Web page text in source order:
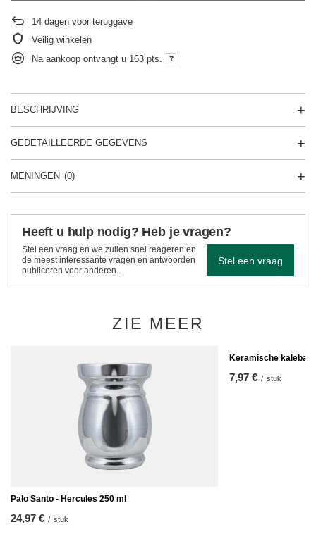
14 dagen voor teruggave
Veilig winkelen
Na aankoop ontvangt u 163 pts.
BESCHRIJVING
GEDETAILLEERDE GEGEVENS
MENINGEN (0)
Heeft u hulp nodig? Heb je vragen?
Stel een vraag en we zullen snel reageren en
de meest interessante vragen en antwoorden
publiceren voor anderen..
Stel een vraag
ZIE MEER
Palo Santo - Hercules 250 ml
24,97 € / stuk
Keramische kalebas
7,97 € / stuk